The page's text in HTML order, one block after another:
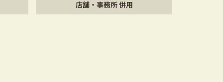
店舗・事務所 併用